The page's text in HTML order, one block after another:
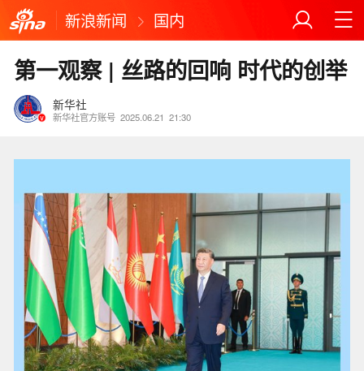
新浪新闻 国内
第一观察 | 丝路的回响 时代的创举
新华社
新华社官方账号 2025.06.21 21:30